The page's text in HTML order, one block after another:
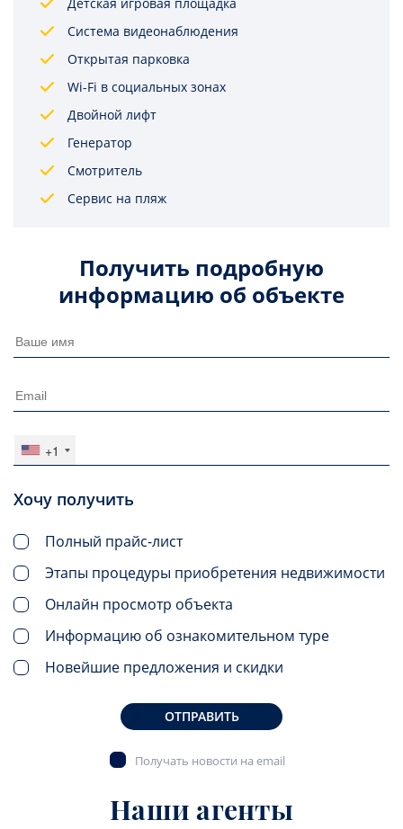
Система видеонаблюдения
Открытая парковка
Wi-Fi в социальных зонах
Двойной лифт
Генератор
Смотритель
Сервис на пляж
Получить подробную
информацию об объекте
+1
Хочу получить
Полный прайс-лист
Этапы процедуры приобретения недвижимости
Онлайн просмотр объекта
Информацию об ознакомительном туре
Новейшие предложения и скидки
ОТПРАВИТЬ
Получать новости на email
Наши агенты